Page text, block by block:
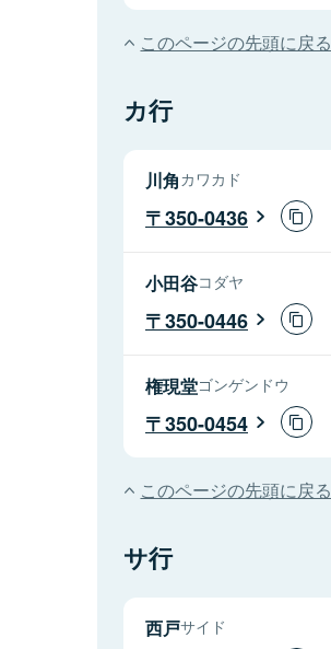
このページの先頭に戻る
カ行
川角カワカド
350-0436
小田谷コダヤ
350-0446
権現堂ゴンゲンドウ
350-0454
このページの先頭に戻る
サ行
西戸サイド